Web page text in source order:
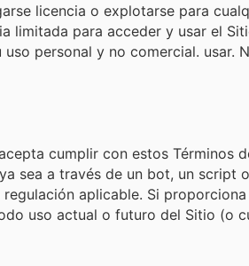
licencia o explotarse para
limitada para acceder y usar el
personal y no comercial.
cumplir con estos Términos
sea a través de un bot, un
aplicable. Si
uso actual o futuro del Sitio (o